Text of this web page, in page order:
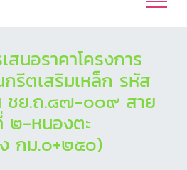
สนอราคาโครงการ
รีตเสริมเหล็ก รหัส
ชย.ถ.๘๗-๐๐๙ สาย
๒-หนองตะ
กม.๐+๒๕๐)